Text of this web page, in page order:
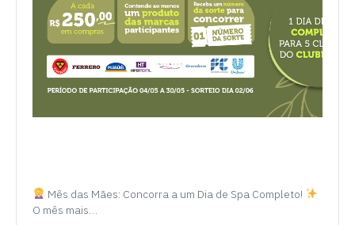
Mês das Mães: Concorra a um Dia de Spa Completo!
O mês mais…